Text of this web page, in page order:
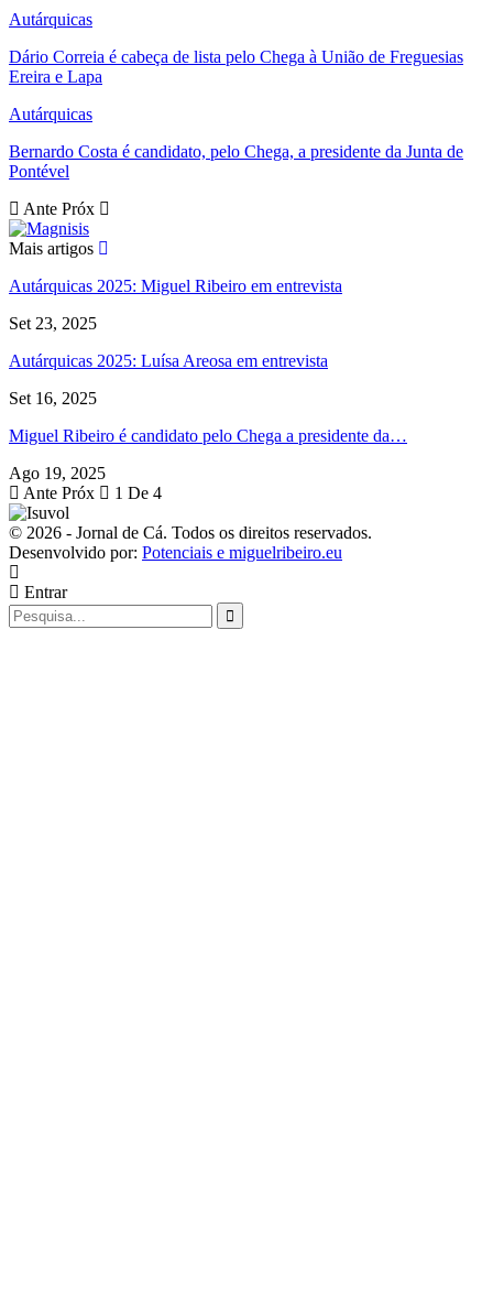
Autárquicas
Dário Correia é cabeça de lista pelo Chega à União de Freguesias
Ereira e Lapa
Autárquicas
Bernardo Costa é candidato, pelo Chega, a presidente da Junta de
Pontével
Ante Próx
Mais artigos
Autárquicas 2025: Miguel Ribeiro em entrevista
Set 23, 2025
Autárquicas 2025: Luísa Areosa em entrevista
Set 16, 2025
Miguel Ribeiro é candidato pelo Chega a presidente da…
Ago 19, 2025
Ante Próx 1 De 4
© 2026 - Jornal de Cá. Todos os direitos reservados.
Desenvolvido por: Potenciais e miguelribeiro.eu
Entrar